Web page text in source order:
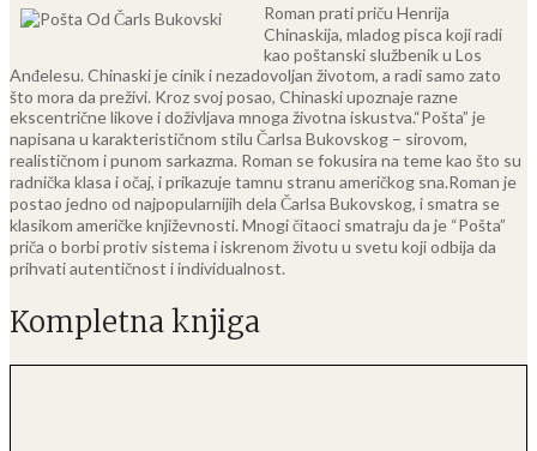
Roman prati priču Henrija
Chinaskija, mladog pisca koji radi
kao poštanski službenik u Los
Anđelesu. Chinaski je cinik i nezadovoljan životom, a radi samo zato
što mora da preživi. Kroz svoj posao, Chinaski upoznaje razne
ekscentrične likove i doživljava mnoga životna iskustva.“Pošta” je
napisana u karakterističnom stilu Čarlsa Bukovskog – sirovom,
realističnom i punom sarkazma. Roman se fokusira na teme kao što su
radnička klasa i očaj, i prikazuje tamnu stranu američkog sna.Roman je
postao jedno od najpopularnijih dela Čarlsa Bukovskog, i smatra se
klasikom američke književnosti. Mnogi čitaoci smatraju da je “Pošta”
priča o borbi protiv sistema i iskrenom životu u svetu koji odbija da
prihvati autentičnost i individualnost.
Kompletna knjiga